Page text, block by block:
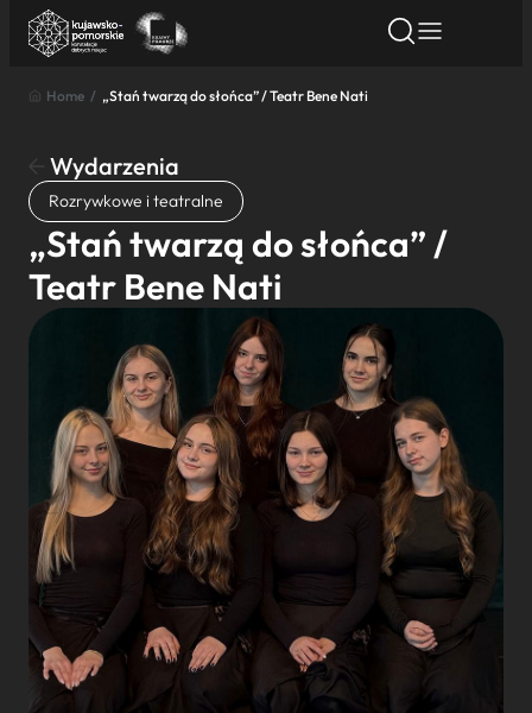
Znajdź atrakcję
Nazwa atrakcji
Miasto
Wyszukaj
Home / „Stań twarzą do słońca” / Teatr Bene Nati
Wydarzenia
Rozrywkowe i teatralne
„Stań twarzą do słońca” /
Teatr Bene Nati